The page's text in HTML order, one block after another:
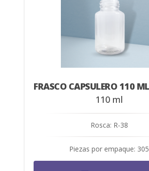
110 ml
Rosca: R-38
Piezas por empaque: 305